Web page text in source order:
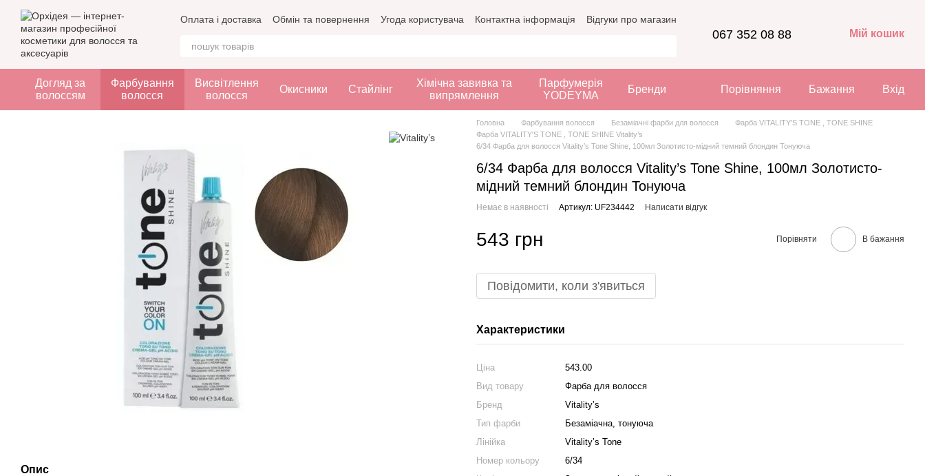
Перейти до основного контенту
Оплата і доставка Обмін та повернення Угода користувача Контактна інформація Відгуки про магазин
067 352 08 88 Мій кошик
Догляд за
волоссям
Фарбування
волосся
Висвітлення
волосся
Окисники Стайлінг
Хімічна завивка та
випрямлення
Парфумерія
YODEYMA
Бренди Порівняння Бажання Вхід
Опис
Головна Фарбування волосся Безаміачні фарби для волосся
Фарба VITALITY'S TONE , TONE SHINE
Фарба VITALITY'S TONE , TONE SHINE Vitality’s
6/34 Фарба для волосся Vitality’s Tone Shine, 100мл Золотисто-мідний темний блондин Тонуюча
6/34 Фарба для волосся Vitality’s Tone Shine, 100мл Золотисто-
мідний темний блондин Тонуюча
Немає в наявності Артикул: UF234442 Написати відгук
543 грн Порівняти В бажання
Повідомити, коли з'явиться
Характеристики
Ціна
543.00
Вид товару
Фарба для волосся
Бренд
Vitality’s
Тип фарби
Безаміачна, тонуюча
Лінійка
Vitality’s Tone
Номер кольору
6/34